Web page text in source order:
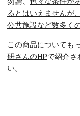
るとはいえませんが
公共施設など数多く
この商品についても
研さんのHPで紹介さ
い。